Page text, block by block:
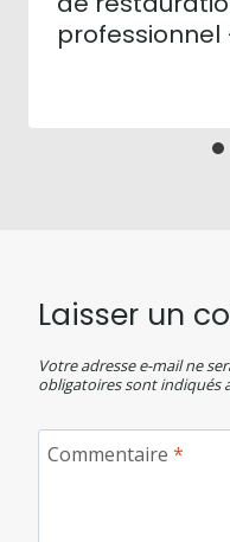
professionnel
Laisser un
Votre adresse e-mail ne
obligatoires sont indiqués
Commentaire *